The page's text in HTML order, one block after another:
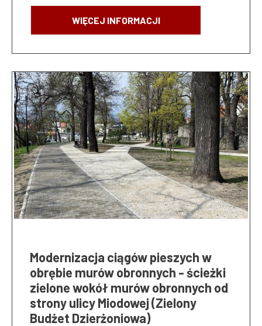
WIĘCEJ INFORMACJI
Modernizacja ciągów pieszych w
obrębie murów obronnych - ścieżki
zielone wokół murów obronnych od
strony ulicy Miodowej (Zielony
Budżet Dzierżoniowa)